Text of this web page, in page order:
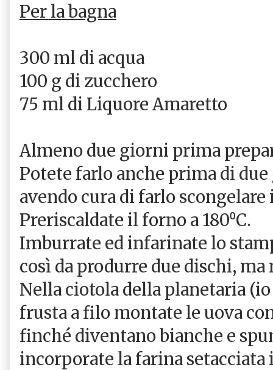
Per la bagna
300 ml di acqua
100 g di zucchero
75 ml di Liquore Amaretto
Almeno due giorni prima
Potete farlo anche prima di
avendo cura di farlo
Preriscaldate il forno a 180⁰C.
Imburrate ed infarinate lo
così da produrre due dischi,
Nella ciotola della planetaria
frusta a filo montate le uova
finché diventano bianche e
incorporate la farina setacciata